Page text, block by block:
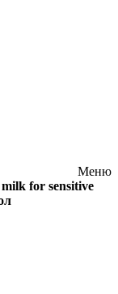
Меню
for sensitive